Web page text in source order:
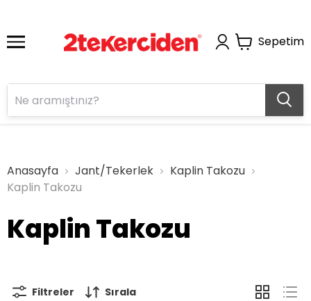
Sepetim
Anasayfa Jant/Tekerlek
Kaplin Takozu
Kaplin Takozu
Kaplin Takozu
Filtreler Sırala